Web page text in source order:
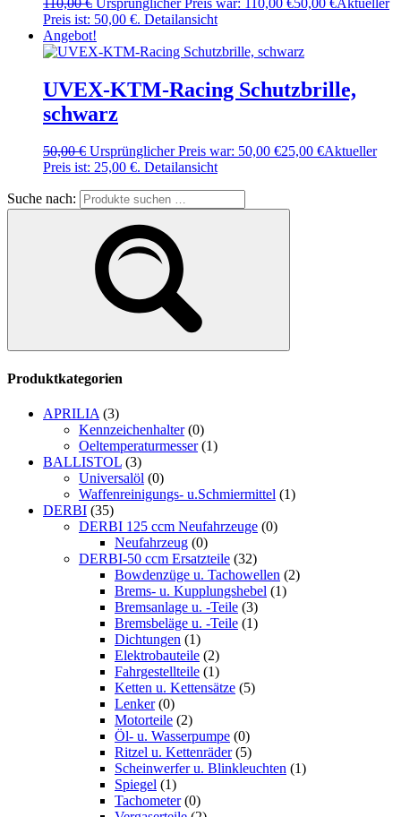
Preis ist: 50,00 €. Detailansicht
Angebot!
UVEX-KTM-Racing Schutzbrille,
schwarz
50,00€ Ursprünglicher Preis war: 50,00 €25,00 €Aktueller
Preis ist: 25,00 €. Detailansicht
Suche nach:
Produktkategorien
APRILIA (3)
Kennzeichenhalter (0)
Oeltemperaturmesser (1)
BALLISTOL (3)
Universalöl (0)
Waffenreinigungs- u.Schmiermittel (1)
DERBI (35)
DERBI 125 ccm Neufahrzeuge (0)
Neufahrzeug (0)
DERBI-50 ccm Ersatzteile (32)
Bowdenzüge u. Tachowellen (2)
Brems- u. Kupplungshebel (1)
Bremsanlage u. -Teile (3)
Bremsbeläge u. -Teile (1)
Dichtungen (1)
Elektrobauteile (2)
Fahrgestellteile (1)
Ketten u. Kettensätze (5)
Lenker (0)
Motorteile (2)
Öl- u. Wasserpumpe (0)
Ritzel u. Kettenräder (5)
Scheinwerfer u. Blinkleuchten (1)
Spiegel (1)
Tachometer (0)